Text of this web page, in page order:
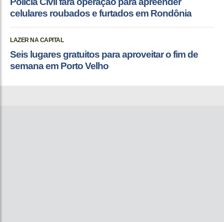
celulares roubados e furtados em Rondônia
LAZER NA CAPITAL
Seis lugares gratuitos para aproveitar o fim de
semana em Porto Velho